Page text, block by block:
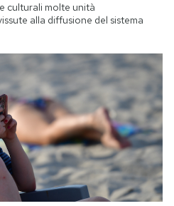
culturali molte unità
alla diffusione del sistema